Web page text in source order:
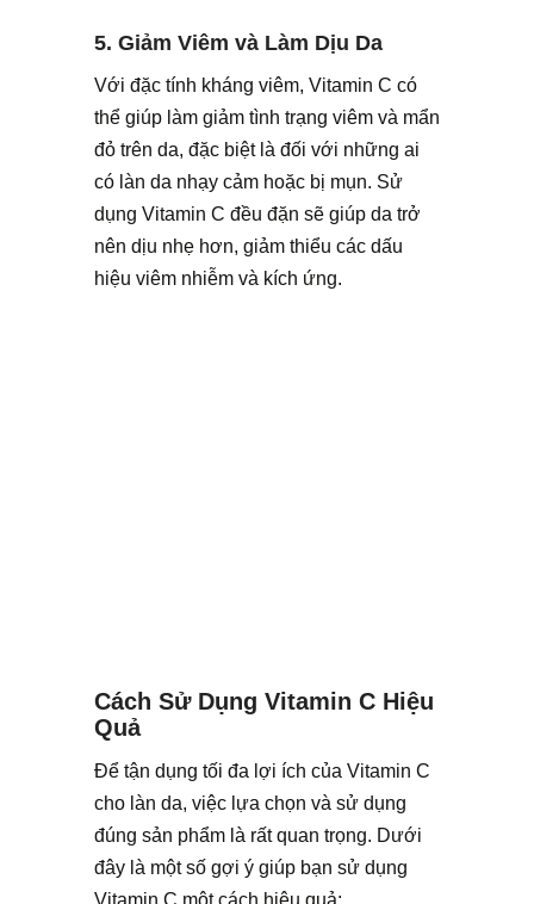
5. Giảm Viêm và Làm Dịu Da
Với đặc tính kháng viêm, Vitamin C có
thể giúp làm giảm tình trạng viêm và mẩn
đỏ trên da, đặc biệt là đối với những ai
có làn da nhạy cảm hoặc bị mụn. Sử
dụng Vitamin C đều đặn sẽ giúp da trở
nên dịu nhẹ hơn, giảm thiểu các dấu
hiệu viêm nhiễm và kích ứng.
Cách Sử Dụng Vitamin C Hiệu
Quả
Để tận dụng tối đa lợi ích của Vitamin C
cho làn da, việc lựa chọn và sử dụng
đúng sản phẩm là rất quan trọng. Dưới
đây là một số gợi ý giúp bạn sử dụng